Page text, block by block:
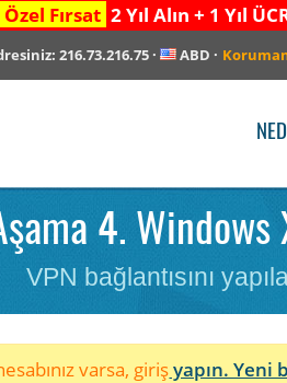
Özel Fırsat 2 Yıl Alın + 1 Yıl
216.73.216.75· ABD ·
4. Windows
VPN bağlantısını
varsa, girişyapın. Yeni